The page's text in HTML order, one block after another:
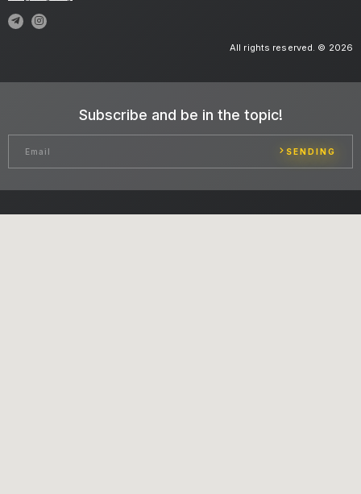
All rights reserved. © 2026
Subscribe and be in the topic!
SENDING